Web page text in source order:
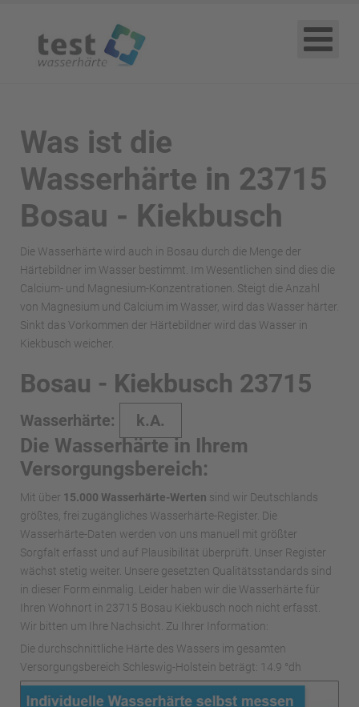
Was ist die
Wasserhärte in 23715
Bosau - Kiekbusch
Die Wasserhärte wird auch in Bosau durch die Menge der
Härtebildner im Wasser bestimmt. Im Wesentlichen sind dies die
Calcium- und Magnesium-Konzentrationen. Steigt die Anzahl
von Magnesium und Calcium im Wasser, wird das Wasser härter.
Sinkt das Vorkommen der Härtebildner wird das Wasser in
Kiekbusch weicher.
Bosau - Kiekbusch 23715
Wasserhärte: k.A.
Die Wasserhärte in Ihrem
Versorgungsbereich:
Mit über 15.000 Wasserhärte-Werten sind wir Deutschlands
größtes, frei zugängliches Wasserhärte-Register. Die
Wasserhärte-Daten werden von uns manuell mit größter
Sorgfalt erfasst und auf Plausibilität überprüft. Unser Register
wächst stetig weiter. Unsere gesetzten Qualitätsstandards sind
in dieser Form einmalig. Leider haben wir die Wasserhärte für
Ihren Wohnort in 23715 Bosau Kiekbusch noch nicht erfasst.
Wir bitten um Ihre Nachsicht. Zu Ihrer Information:
Die durchschnittliche Härte des Wassers im gesamten
Versorgungsbereich Schleswig-Holstein beträgt: 14.9 °dh